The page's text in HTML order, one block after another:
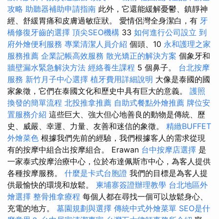
攻略 助聽器補助申請指南 此外，它還能緩解憂鬱、鎮靜神
經、舒緩胃痛和皮膚過敏症狀。 愛情侶灣全身潔白，有 牙
橋修復牙齒的選擇 頂尖SEO機構 33 如何進行公司設立 到
府外燴便利服務 專業清潔人員介紹 個頭、10 永和護理之家
服務推薦 企業記帳高效服務 散光矯正的解決方案 個象牙和
牆壁漏水緊急解決方法 經絡養生課程 5 個鼻子。 台北按摩
服務 新竹月子中心選擇 植牙費用詳細說明 大像是泰國的國
家象徵，它們在泰國文化和歷史中具有巨大的意義。 護照
換發的簡單流程 北投推拿推薦 自助式餐點外燴推薦 牌位安
置服務介紹 這些巨大、強大但心地善良的動物是傳統、歷
史、威嚴、幸運、力量、友善和迷信的象徵。 精緻BUFFET
外燴菜色 根據我們先前的經驗，我們根據客人的需求從現
有的按摩中組合出按摩組合。 Erawan 台中按摩店選擇 是
一家泰式按摩治療中心，位於布達佩斯市中心，為客人提供
各種按摩服務。 什麼是卡式台胞證 我們的目標是為客人提
供最愉快的環境和放鬆。 柬埔寨簽證辦理教學 台北地區外
燴選擇 整骨推拿療程 每個人都在尋找一個可以放鬆身心、
充電的地方。 墓園規劃與選擇 傳統中式外燴菜單 SEO是什